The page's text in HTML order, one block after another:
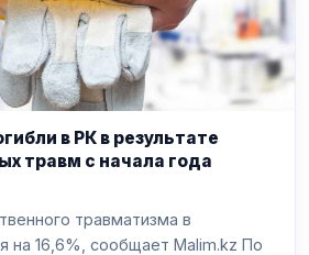
в РК в результате
травм с начала года
травматизма в
на 16,6%, сообщает Malim.kz По